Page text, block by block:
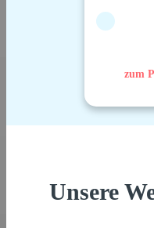
zum
Unsere